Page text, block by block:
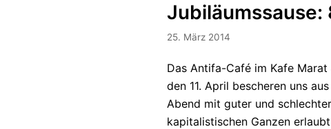
25. März 2014
Das Antifa-Café im Kafe
den 11. April bescheren uns
Abend mit guter und
kapitalistischen Ganzen